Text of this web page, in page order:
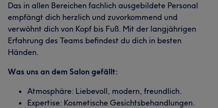
Das in allen Bereichen fachlich ausgebildete Personal
empfängt dich herzlich und zuvorkommend und
verwöhnt dich von Kopf bis Fuß. Mit der langjährigen
Erfahrung des Teams befindest du dich in besten
Händen.
Was uns an dem Salon gefällt:
Atmosphäre: Liebevoll, modern, freundlich.
Expertise: Kosmetische Gesichtsbehandlungen.